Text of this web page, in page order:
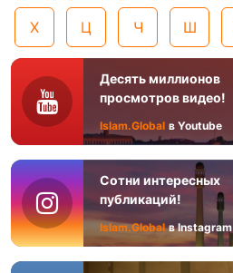
Х Ц Ч Ш
Десять миллионов
просмотров видео!
Islam.Global в Youtube
Сотни интересных
публикаций!
Islam.Global в Instagram